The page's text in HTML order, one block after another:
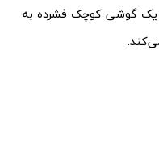
یک گوشی کوچک فشرده به